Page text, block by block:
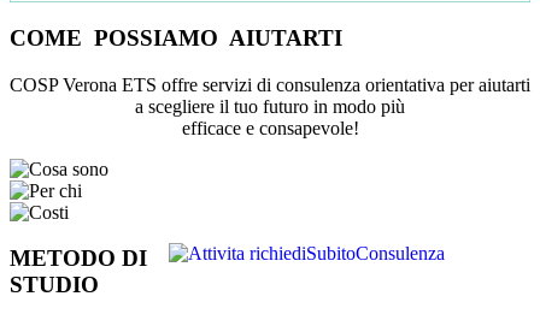
COME POSSIAMO AIUTARTI
COSP Verona ETS offre servizi di consulenza orientativa per aiutarti
a scegliere il tuo futuro in modo più
efficace e consapevole!
METODO DI
STUDIO